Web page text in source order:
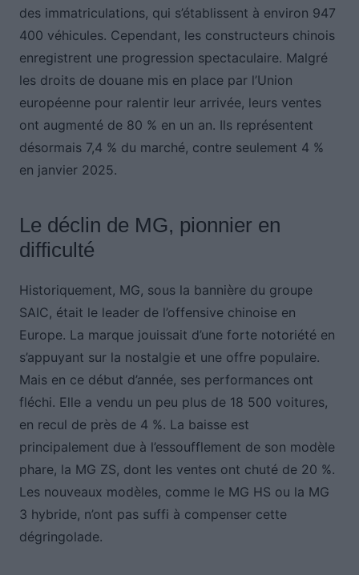
des immatriculations, qui s’établissent à environ 947
400 véhicules. Cependant, les constructeurs chinois
enregistrent une progression spectaculaire. Malgré
les droits de douane mis en place par l’Union
européenne pour ralentir leur arrivée, leurs ventes
ont augmenté de 80 % en un an. Ils représentent
désormais 7,4 % du marché, contre seulement 4 %
en janvier 2025.
Le déclin de MG, pionnier en
difficulté
Historiquement, MG, sous la bannière du groupe
SAIC, était le leader de l’offensive chinoise en
Europe. La marque jouissait d’une forte notoriété en
s’appuyant sur la nostalgie et une offre populaire.
Mais en ce début d’année, ses performances ont
fléchi. Elle a vendu un peu plus de 18 500 voitures,
en recul de près de 4 %. La baisse est
principalement due à l’essoufflement de son modèle
phare, la MG ZS, dont les ventes ont chuté de 20 %.
Les nouveaux modèles, comme le MG HS ou la MG
3 hybride, n’ont pas suffi à compenser cette
dégringolade.